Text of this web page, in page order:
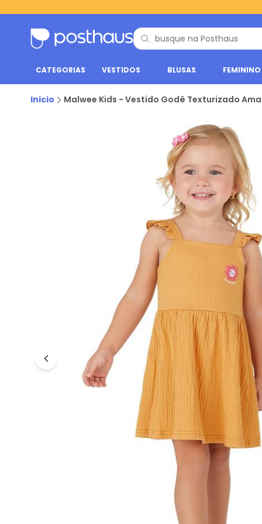
CATEGORIAS VESTIDOS BLUSAS FEMININO
Inicio Malwee Kids - Vestido Godê Texturizado